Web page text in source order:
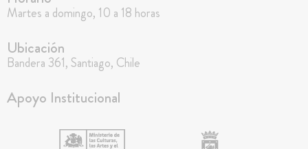
Martes a domingo, 10 a 18 horas
Ubicación
Bandera 361, Santiago, Chile
Apoyo Institucional